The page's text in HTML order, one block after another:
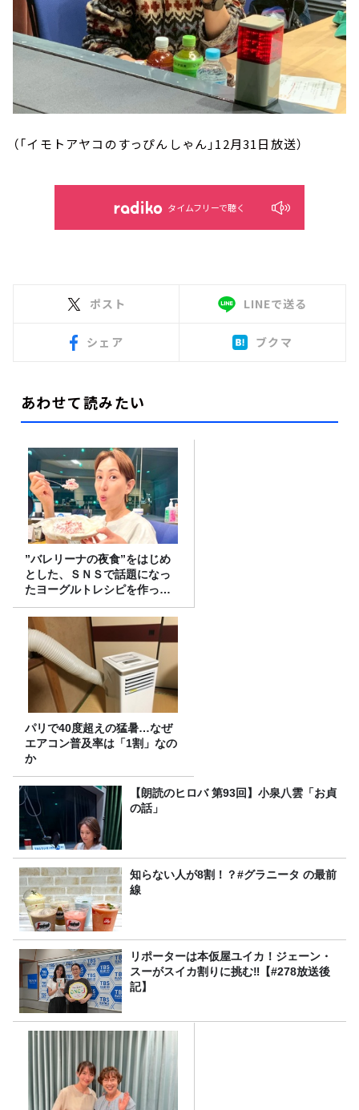
（「イモトアヤコのすっぴんしゃん」12月31日放送）
タイムフリーで聴く
ポスト LINEで送る
シェア ブクマ
あわせて読みたい
”バレリーナの夜食”をはじめ
とした、ＳＮＳで話題になっ
たヨーグルトレシピを作って
みた！
パリで40度超えの猛暑…なぜ
エアコン普及率は「1割」なの
か
【朗読のヒロバ 第93回】小泉八雲「お貞
の話」
知らない人が8割！？#グラニータ の最前
線
リポーターは本仮屋ユイカ！ジェーン・
スーがスイカ割りに挑む‼【#278放送後
記】